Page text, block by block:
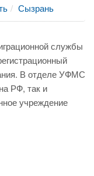
Сызрань
службы
В отделе УФМС
РФ, так и
учреждение